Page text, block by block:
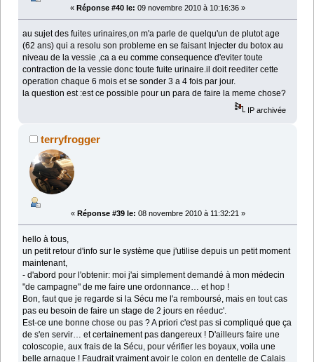
« Réponse #40 le: 09 novembre 2010 à 10:16:36 »
au sujet des fuites urinaires,on m'a parle de quelqu'un de plutot age
(62 ans) qui a resolu son probleme en se faisant Injecter du botox au
niveau de la vessie ,ca a eu comme consequence d'eviter toute
contraction de la vessie donc toute fuite urinaire.il doit reediter cette
operation chaque 6 mois et se sonder 3 a 4 fois par jour.
la question est :est ce possible pour un para de faire la meme chose?
IP archivée
terryfrogger
« Réponse #39 le: 08 novembre 2010 à 11:32:21 »
hello à tous,
un petit retour d'info sur le système que j'utilise depuis un petit moment
maintenant,
- d'abord pour l'obtenir: moi j'ai simplement demandé à mon médecin
"de campagne" de me faire une ordonnance… et hop !
Bon, faut que je regarde si la Sécu me l'a remboursé, mais en tout cas
pas eu besoin de faire un stage de 2 jours en réeduc'.
Est-ce une bonne chose ou pas ? A priori c'est pas si compliqué que ça
de s'en servir… et certainement pas dangereux ! D'ailleurs faire une
coloscopie, aux frais de la Sécu, pour vérifier les boyaux, voila une
belle arnaque ! Faudrait vraiment avoir le colon en dentelle de Calais